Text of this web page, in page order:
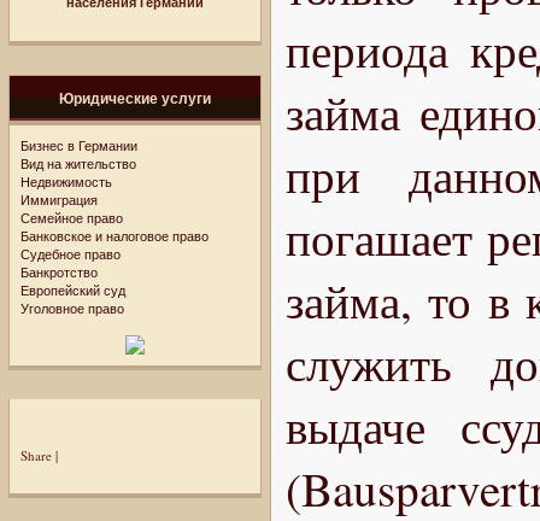
Юридические услуги
Бизнес в Германии
Вид на жительство
Недвижимость
Иммиграция
Семейное право
Банковское и налоговое право
Судебное право
Банкротство
Европейский суд
Уголовное право
Share |
периода
займа
при
погашает
займа, то в
служить
выдаче